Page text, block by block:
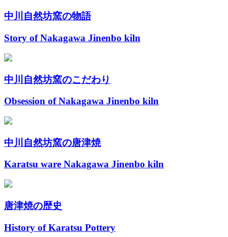
中川自然坊窯の物語
Story of Nakagawa Jinenbo kiln
中川自然坊窯のこだわり
Obsession of Nakagawa Jinenbo kiln
中川自然坊窯の唐津焼
Karatsu ware Nakagawa Jinenbo kiln
唐津焼の歴史
History of Karatsu Pottery